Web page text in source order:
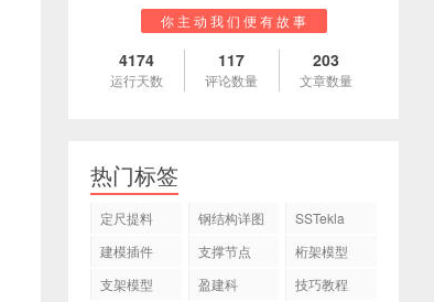
你 主 动 我 们 便 有 故 事
4174
运行天数
117
评论数量
203
文章数量
热门标签
定尺提料 钢结构详图
SSTekla
建模插件
支撑节点
桁架模型
支架模型
盈建科
技巧教程